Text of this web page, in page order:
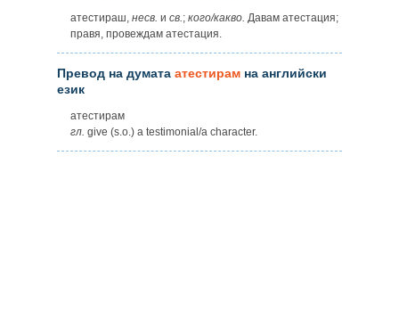
атестираш, несв. и св.; кого/какво. Давам атестация;
правя, провеждам атестация.
Превод на думата атестирам на английски
език
атестирам
гл. give (s.o.) a testimonial/a character.